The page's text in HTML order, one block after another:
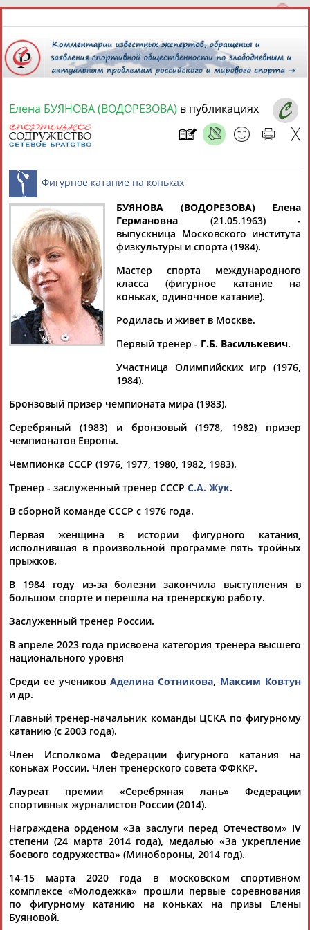
10 августа 2026 года, 08:54
СПОРТСМЕНЫ, ТРЕНЕРЫ И СПЕЦИАЛИСТЫ
Найдено: 1персона Расширенный поиск
Елена
БУЯНОВА
Ваш запрос: "Елена БУЯНОВА (ВОДОРЕЗОВА)"
Документы 1-5 из 5 найденных уникальных документов
Илья Авербух: Евгения Медведева не устаёт доказывать, что
пришла в фигурное катание надолго
...большая звезда. Очень сильно работает
Морозовым,Еленой Буяновой, а в этом сезоне он
(Проект:Информационное агентство СТАДИОН)
... Радостно, что к ним причастнаЕлена Водорезова,
которую в свое время... ...у своего Учителя эстафету,
Водорезова
25.01.2017
премии "Серебряная лань"-2014
мировом первенстве в... ...олимпийских соревнованиях.
Елена Буянова( Водорезова
20.02.2015
...рассказала тренер спортсменкиЕлена Буянова. "Гипс
сняли.... ...пока не выходит", — сообщила
(Проект: Информационное агентство СТАДИОН)
03.12.2014
Аделина Сотникова и Юля Липницкая провели совместную
пресс-конференцию
поклонники... ..."далеко не исчерпан".Буяноване
исключила, что в будущем ее... ...катания наверняка помнят
под фамилиейВодорезова) отметила, что Аделина не...
22.02.2014
Елена БУЯНОВА (ВОДОРЕЗОВА) в публикациях
Фигурное катание на коньках
БУЯНОВА (ВОДОРЕЗОВА) Елена
Германовна (21.05.1963) -
выпускница Московского института
физкультуры и спорта (1984).
Мастер спорта международного
класса (фигурное катание на
коньках, одиночное катание).
Родилась и живет в Москве.
Первый тренер - Г.Б. Василькевич.
Участница Олимпийских игр (1976,
1984).
Бронзовый призер чемпионата мира (1983).
Серебряный (1983) и бронзовый (1978, 1982) призер
чемпионатов Европы.
Чемпионка СССР (1976, 1977, 1980, 1982, 1983).
Тренер - заслуженный тренер СССР С.А. Жук.
В сборной команде СССР с 1976 года.
Первая женщина в истории фигурного катания,
исполнившая в произвольной программе пять тройных
прыжков.
В 1984 году из-за болезни закончила выступления в
большом спорте и перешла на тренерскую работу.
Заслуженный тренер России.
В апреле 2023 года присвоена категория тренера высшего
национального уровня
Среди ее учеников Аделина Сотникова, Максим Ковтун
и др.
Главный тренер-начальник команды ЦСКА по фигурному
катанию (с 2003 года).
Член Исполкома Федерации фигурного катания на
коньках России. Член тренерского совета ФФККР.
Лауреат премии «Серебряная лань» Федерации
спортивных журналистов России (2014).
Награждена орденом «За заслуги перед Отечеством» IV
степени (24 марта 2014 года), медалью «За укрепление
боевого содружества» (Минобороны, 2014 год).
14-15 марта 2020 года в московском спортивном
комплексе «Молодежка» прошли первые соревнования
по фигурному катанию на коньках на призы Елены
Буяновой.